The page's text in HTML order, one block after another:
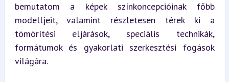
bemutatom a képek színkoncepcióinak főbb
modelljeit, valamint részletesen térek ki a
tömörítési eljárások, speciális technikák,
formátumok és gyakorlati szerkesztési fogások
világára.